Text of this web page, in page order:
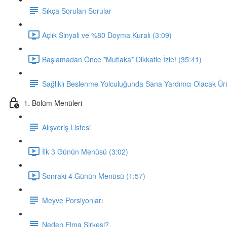
Sıkça Sorulan Sorular
Açlık Sinyali ve %80 Doyma Kuralı (3:09)
Başlamadan Önce *Mutlaka* Dikkatle İzle! (35:41)
Sağlıklı Beslenme Yolculuğunda Sana Yardımcı Olacak
1. Bölüm Menüleri
Alışveriş Listesi
İlk 3 Günün Menüsü (3:02)
Sonraki 4 Günün Menüsü (1:57)
Meyve Porsiyonları
Neden Elma Sirkesi?